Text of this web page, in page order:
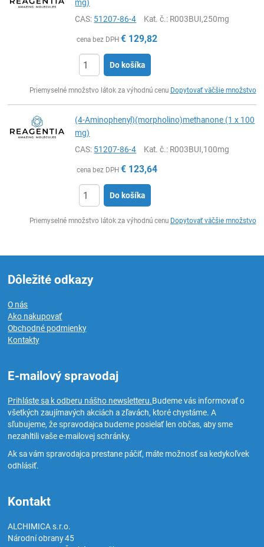
mg)
CAS: 51207-86-4 Kat. č.: R003BUI,250mg
cena bez DPH € 129,82
Do košíka
Priemyselné množstvo látok za výhodnú cenu Dopytovať väčšie množstvo
(4-Aminophenyl)(morpholino)methanone (1 x 100
mg)
CAS: 51207-86-4 Kat. č.: R003BUI,100mg
cena bez DPH € 123,64
Do košíka
Priemyselné množstvo látok za výhodnú cenu Dopytovať väčšie množstvo
Dôležité odkazy
O nás
Ako nakupovať
Obchodné podmienky
Kontakty
E-mailový spravodaj
Prihláste sa k odberu nášho newsletteru.Budeme vás informovať o
všetkých zaujímavých akciách a zľavách, ktoré chystáme. A
sľubujeme, že spravodajca budeme posielať len občas, aby sme
nezahltili vaše e-mailovej schránky.
Ak sa vám spravodajca prestane páčiť, máte možnosť sa kedykoľvek
odhlásiť.
Kontakt
ALCHIMICA s.r.o.
Národní obrany 45